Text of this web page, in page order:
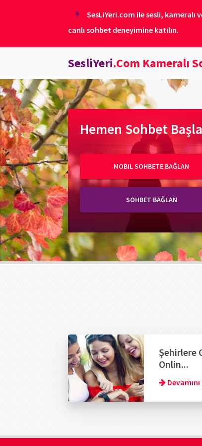
SesLiYeri.com ile sesli,
canlı sohbet deneyimine katılın.
SesliYeri.Com Kameralı
Hemen Sohbet Başla
MOBIL SOHBETE BAĞLAN
SOHBET BAĞLAN
Şehirlere
Onlin...